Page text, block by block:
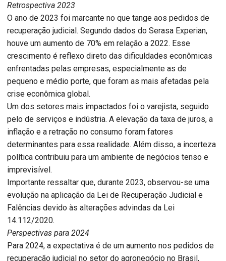
Retrospectiva 2023
O ano de 2023 foi marcante no que tange aos pedidos de
recuperação judicial. Segundo dados do Serasa Experian,
houve um aumento de 70% em relação a 2022. Esse
crescimento é reflexo direto das dificuldades econômicas
enfrentadas pelas empresas, especialmente as de
pequeno e médio porte, que foram as mais afetadas pela
crise econômica global.
Um dos setores mais impactados foi o varejista, seguido
pelo de serviços e indústria. A elevação da taxa de juros, a
inflação e a retração no consumo foram fatores
determinantes para essa realidade. Além disso, a incerteza
política contribuiu para um ambiente de negócios tenso e
imprevisível.
Importante ressaltar que, durante 2023, observou-se uma
evolução na aplicação da Lei de Recuperação Judicial e
Falências devido às alterações advindas da Lei
14.112/2020.
Perspectivas para 2024
Para 2024, a expectativa é de um aumento nos pedidos de
recuperação judicial no setor do agronegócio no Brasil,